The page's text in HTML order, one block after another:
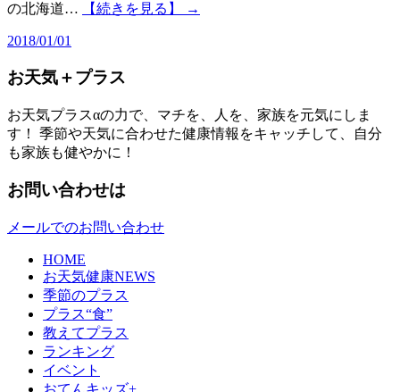
の北海道…
【続きを見る】 →
2018/01/01
お天気＋プラス
お天気プラスαの力で、マチを、人を、家族を元気にしま
す！ 季節や天気に合わせた健康情報をキャッチして、自分
も家族も健やかに！
お問い合わせは
メールでのお問い合わせ
HOME
お天気健康NEWS
季節のプラス
プラス“食”
教えてプラス
ランキング
イベント
おてんキッズ+